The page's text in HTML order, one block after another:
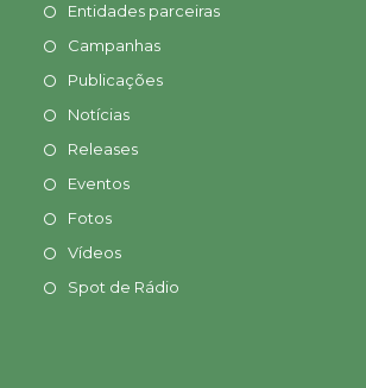
Entidades parceiras
Campanhas
Publicações
Notícias
Releases
Eventos
Fotos
Vídeos
Spot de Rádio